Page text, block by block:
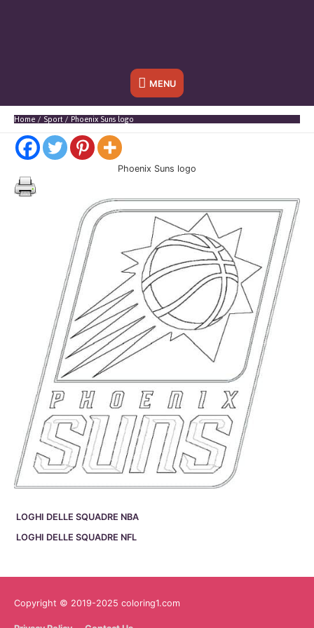
Sotto
l'header
MENU
Home Sport Phoenix Suns logo
LOGHI DELLE SQUADRE NBA
LOGHI DELLE SQUADRE NFL
Phoenix Suns logo
Copyright © 2019-2025 coloring1.com